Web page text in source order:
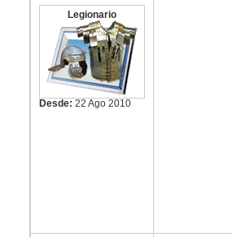
Legionario
Desde: 22 Ago 2010